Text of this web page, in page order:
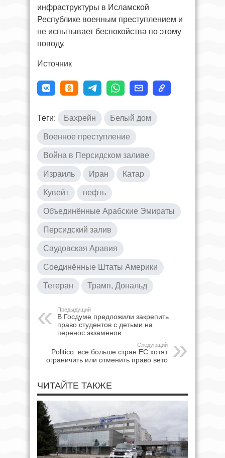
инфраструктуры в Исламской
Республике военным преступлением и
не испытывает беспокойства по этому
поводу.
Источник
Теги: Бахрейн Белый дом
Военное преступление
Война в Персидском заливе
Израиль Иран Катар
Кувейт нефть
Объединённые Арабские Эмираты
Персидский залив
Саудовская Аравия
Соединённые Штаты Америки
Тегеран Трамп, Дональд
Предыдущий
В Госдуме предложили закрепить
право студентов с детьми на
перенос экзаменов
Следующий
Politico: все больше стран ЕС хотят
ограничить или отменить право вето
ЧИТАЙТЕ ТАКЖЕ